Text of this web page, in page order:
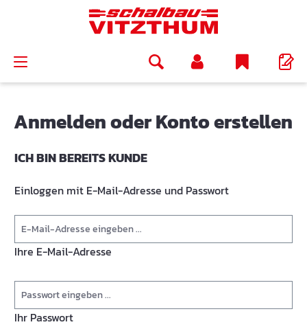
Anmelden oder Konto erstellen
ICH BIN BEREITS KUNDE
Einloggen mit E-Mail-Adresse und Passwort
Ihre E-Mail-Adresse
Ihr Passwort